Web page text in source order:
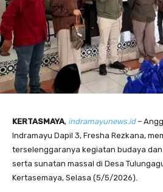
KERTASMAYA, indramayunews.id–
Indramayu Dapil 3, Fresha Rezkana,
terselenggaranya kegiatan budaya dan
serta sunatan massal di Desa
Kertasemaya, Selasa (5/5/2026).